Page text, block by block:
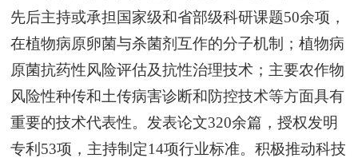
先后主持或承担国家级和省部级科研课题50余项，
在植物病原卵菌与杀菌剂互作的分子机制；植物病
原菌抗药性风险评估及抗性治理技术；主要农作物
风险性种传和土传病害诊断和防控技术等方面具有
重要的技术代表性。发表论文320余篇，授权发明
专利53项，主持制定14项行业标准。积极推动科技